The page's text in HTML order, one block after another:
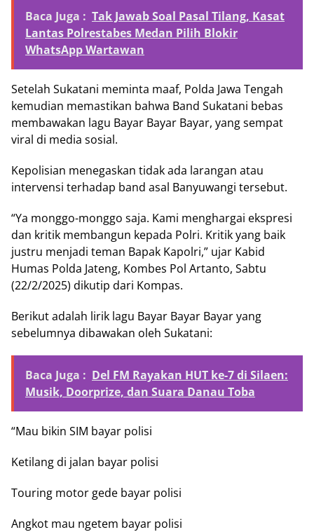
Baca Juga : Tak Jawab Soal Pasal Tilang, Kasat
Lantas Polrestabes Medan Pilih Blokir
WhatsApp Wartawan
Setelah Sukatani meminta maaf, Polda Jawa Tengah
kemudian memastikan bahwa Band Sukatani bebas
membawakan lagu Bayar Bayar Bayar, yang sempat
viral di media sosial.
Kepolisian menegaskan tidak ada larangan atau
intervensi terhadap band asal Banyuwangi tersebut.
“Ya monggo-monggo saja. Kami menghargai ekspresi
dan kritik membangun kepada Polri. Kritik yang baik
justru menjadi teman Bapak Kapolri,” ujar Kabid
Humas Polda Jateng, Kombes Pol Artanto, Sabtu
(22/2/2025) dikutip dari Kompas.
Berikut adalah lirik lagu Bayar Bayar Bayar yang
sebelumnya dibawakan oleh Sukatani:
Baca Juga : Del FM Rayakan HUT ke-7 di Silaen:
Musik, Doorprize, dan Suara Danau Toba
“Mau bikin SIM bayar polisi
Ketilang di jalan bayar polisi
Touring motor gede bayar polisi
Angkot mau ngetem bayar polisi